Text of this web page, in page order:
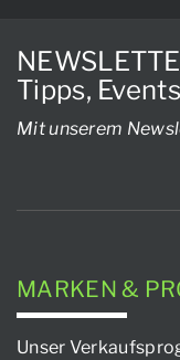
Tipps,
Mit unserem
MARKEN &
Unser